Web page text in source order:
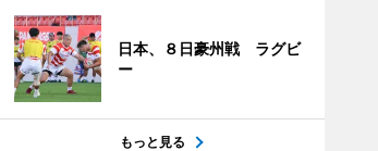
日本、８日豪州戦 ラグビ
ー
もっと見る